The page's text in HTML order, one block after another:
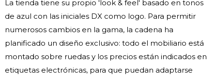
La tienda tiene su propio 'look & feel' basado en tonos
de azul con las iniciales DX como logo. Para permitir
numerosos cambios en la gama, la cadena ha
planificado un diseño exclusivo: todo el mobiliario está
montado sobre ruedas y los precios están indicados en
etiquetas electrónicas, para que puedan adaptarse